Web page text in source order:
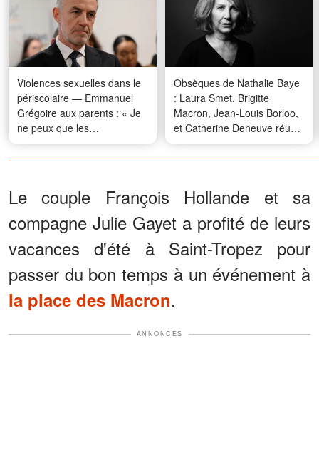
Violences sexuelles dans le
périscolaire — Emmanuel
Grégoire aux parents : « Je
ne peux que les
comprendre, leur demander
pardon »
Obsèques de Nathalie Baye
: Laura Smet, Brigitte
Macron, Jean-Louis Borloo,
et Catherine Deneuve réunis
pour un dernier adieu
Le couple François Hollande et sa
compagne Julie Gayet a profité de leurs
vacances d'été à Saint-Tropez pour
passer du bon temps à un événement à
la place des Macron.
ANNONCES